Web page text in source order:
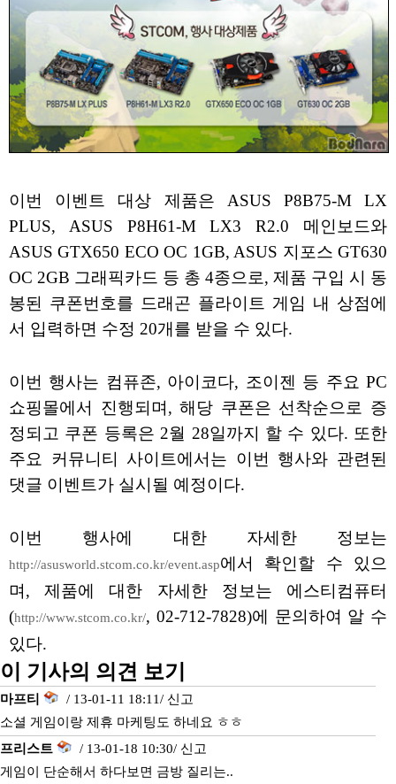
이번 이벤트 대상 제품은 ASUS P8B75-M LX
PLUS, ASUS P8H61-M LX3 R2.0 메인보드와
ASUS GTX650 ECO OC 1GB, ASUS 지포스 GT630
OC 2GB 그래픽카드 등 총 4종으로, 제품 구입 시 동
봉된 쿠폰번호를 드래곤 플라이트 게임 내 상점에
서 입력하면 수정 20개를 받을 수 있다.
이번 행사는 컴퓨존, 아이코다, 조이젠 등 주요 PC
쇼핑몰에서 진행되며, 해당 쿠폰은 선착순으로 증
정되고 쿠폰 등록은 2월 28일까지 할 수 있다. 또한
주요 커뮤니티 사이트에서는 이번 행사와 관련된
댓글 이벤트가 실시될 예정이다.
이번 행사에 대한 자세한 정보는
http://asusworld.stcom.co.kr/event.asp에서 확인할 수 있으
며, 제품에 대한 자세한 정보는 에스티컴퓨터
(http://www.stcom.co.kr/, 02-712-7828)에 문의하여 알 수
있다.
이 기사의 의견 보기
마프티 / 13-01-11 18:11/ 신고
소셜 게임이랑 제휴 마케팅도 하네요 ㅎㅎ
프리스트
/ 13-01-18 10:30/ 신고
게임이 단순해서 하다보면 금방 질리는..